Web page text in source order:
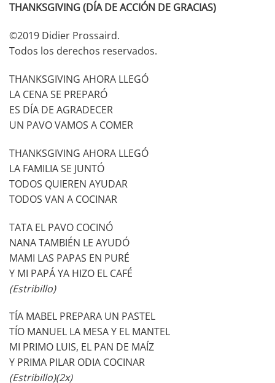
THANKSGIVING (DÍA DE ACCIÓN DE GRACIAS)
©2019 Didier Prossaird.
Todos los derechos reservados.
THANKSGIVING AHORA LLEGÓ
LA CENA SE PREPARÓ
ES DÍA DE AGRADECER
UN PAVO VAMOS A COMER
THANKSGIVING AHORA LLEGÓ
LA FAMILIA SE JUNTÓ
TODOS QUIEREN AYUDAR
TODOS VAN A COCINAR
TATA EL PAVO COCINÓ
NANA TAMBIÉN LE AYUDÓ
MAMI LAS PAPAS EN PURÉ
Y MI PAPÁ YA HIZO EL CAFÉ
(Estribillo)
TÍA MABEL PREPARA UN PASTEL
TÍO MANUEL LA MESA Y EL MANTEL
MI PRIMO LUIS, EL PAN DE MAÍZ
Y PRIMA PILAR ODIA COCINAR
(Estribillo)(2x)